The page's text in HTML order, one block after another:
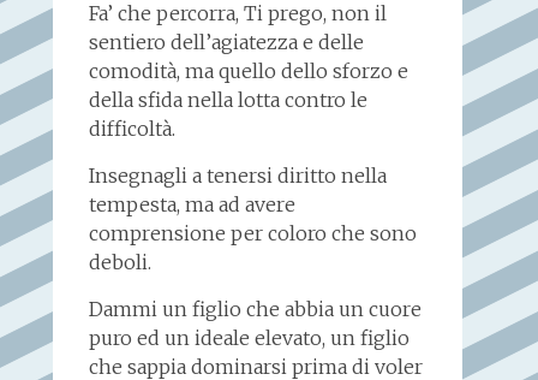
Fa’ che percorra, Ti prego, non il
sentiero dell’agiatezza e delle
comodità, ma quello dello sforzo e
della sfida nella lotta contro le
difficoltà.
Insegnagli a tenersi diritto nella
tempesta, ma ad avere
comprensione per coloro che sono
deboli.
Dammi un figlio che abbia un cuore
puro ed un ideale elevato, un figlio
che sappia dominarsi prima di voler